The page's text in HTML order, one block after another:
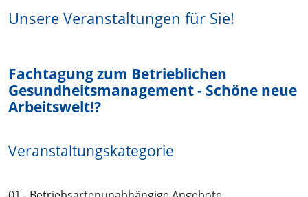
Unsere Veranstaltungen für Sie!
Fachtagung zum Betrieblichen
Gesundheitsmanagement - Schöne neue
Arbeitswelt!?
Veranstaltungskategorie